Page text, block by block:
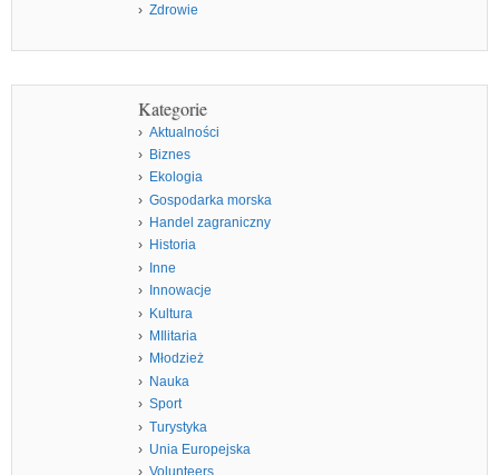
Zdrowie
Kategorie
Aktualności
Biznes
Ekologia
Gospodarka morska
Handel zagraniczny
Historia
Inne
Innowacje
Kultura
MIlitaria
Młodzież
Nauka
Sport
Turystyka
Unia Europejska